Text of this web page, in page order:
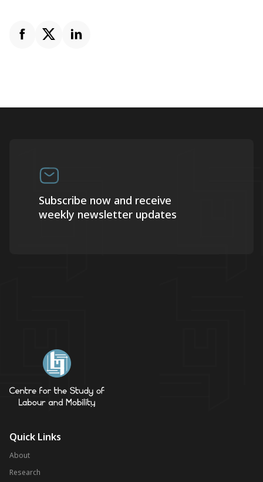
Subscribe now and receive
weekly newsletter updates
Quick Links
About
Research